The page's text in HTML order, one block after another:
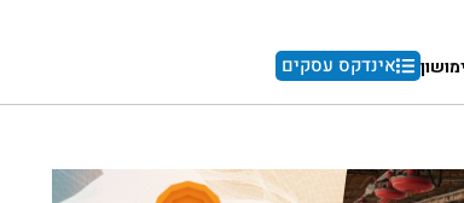
אינדקס עסקים